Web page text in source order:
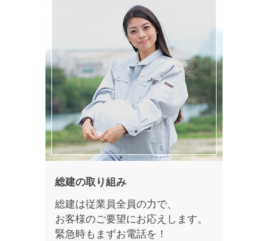
総建の取り組み
総建は従業員全員の力で、
お客様のご要望にお応えします。
緊急時もまずお電話を！